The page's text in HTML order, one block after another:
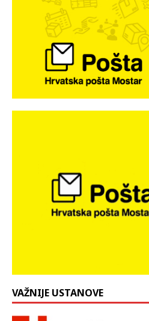
VAŽNIJE USTANOVE